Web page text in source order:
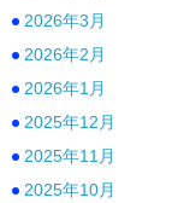
2026年3月
2026年2月
2026年1月
2025年12月
2025年11月
2025年10月